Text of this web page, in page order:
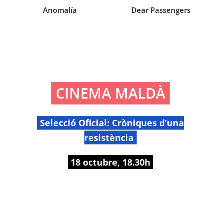
Anomalía Dear Passengers
CINEMA MALDÀ
Selecció Oficial: Cròniques d’una
resistència
18 octubre, 18.30h